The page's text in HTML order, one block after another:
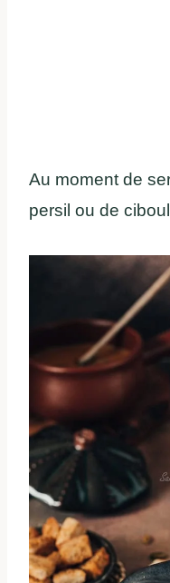
Au moment de
persil ou de